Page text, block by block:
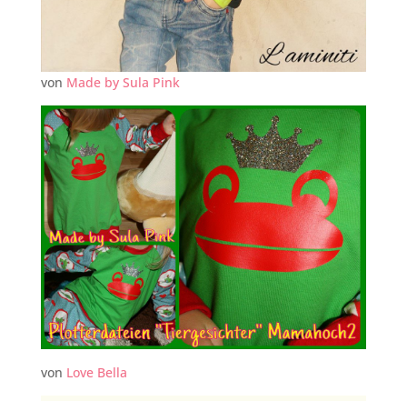
von Made by Sula Pink
von Love Bella